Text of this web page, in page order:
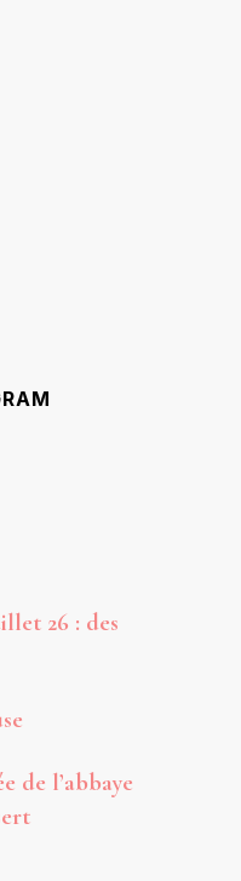
26 : des
de l’abbaye